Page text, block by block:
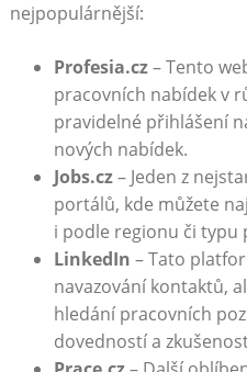
nejpopulárnější:
Profesia.cz– Tento
pracovních ⁤nabídek v
pravidelné přihlášení
nových nabídek.
Jobs.cz⁢– Jeden z
portálů, kde⁤ můžete
i podle ⁣regionu či
LinkedIn – Tato⁢
navazování kontaktů,
hledání pracovních‌
dovedností a‌